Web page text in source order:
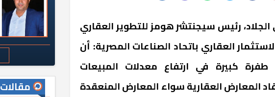
رئيس سيجنتشر هومز للتطوير العقاري
العقاري باتحاد الصناعات المصرية: أن
كبيرة في ارتفاع معدلات المبيعات
المعارض العقارية سواء المعارض المنعقدة
مقالات